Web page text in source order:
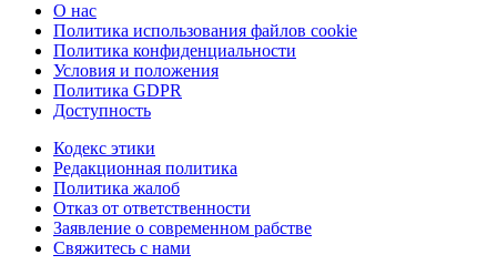
О нас
Политика использования файлов cookie
Политика конфиденциальности
Условия и положения
Политика GDPR
Доступность
Кодекс этики
Редакционная политика
Политика жалоб
Отказ от ответственности
Заявление о современном рабстве
Свяжитесь с нами